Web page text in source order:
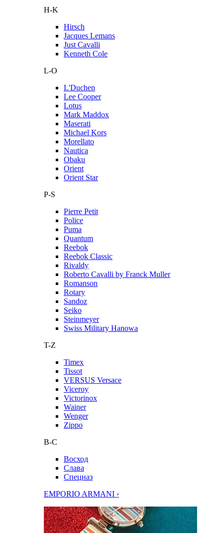
H-K
Hirsch
Jacques Lemans
Just Cavalli
Kenneth Cole
L-O
L'Duchen
Lee Cooper
Lotus
Mark Maddox
Maserati
Michael Kors
Morellato
Nautica
Obaku
Orient
Orient Star
P-S
Pierre Petit
Police
Puma
Quantum
Reebok
Reebok Classic
Rivaldy
Roberto Cavalli by Franck Muller
Romanson
Rotary
Sandoz
Seiko
Steinmeyer
Swiss Military Hanowa
T-Z
Timex
Tissot
VERSUS Versace
Viceroy
Victorinox
Wainer
Wenger
Zippo
В-С
Восход
Слава
Спецназ
EMPORIO ARMANI ›